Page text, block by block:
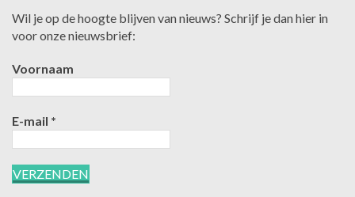
Wil je op de hoogte blijven van nieuws? Schrijf je dan hier in
voor onze nieuwsbrief:
Voornaam
E-mail *